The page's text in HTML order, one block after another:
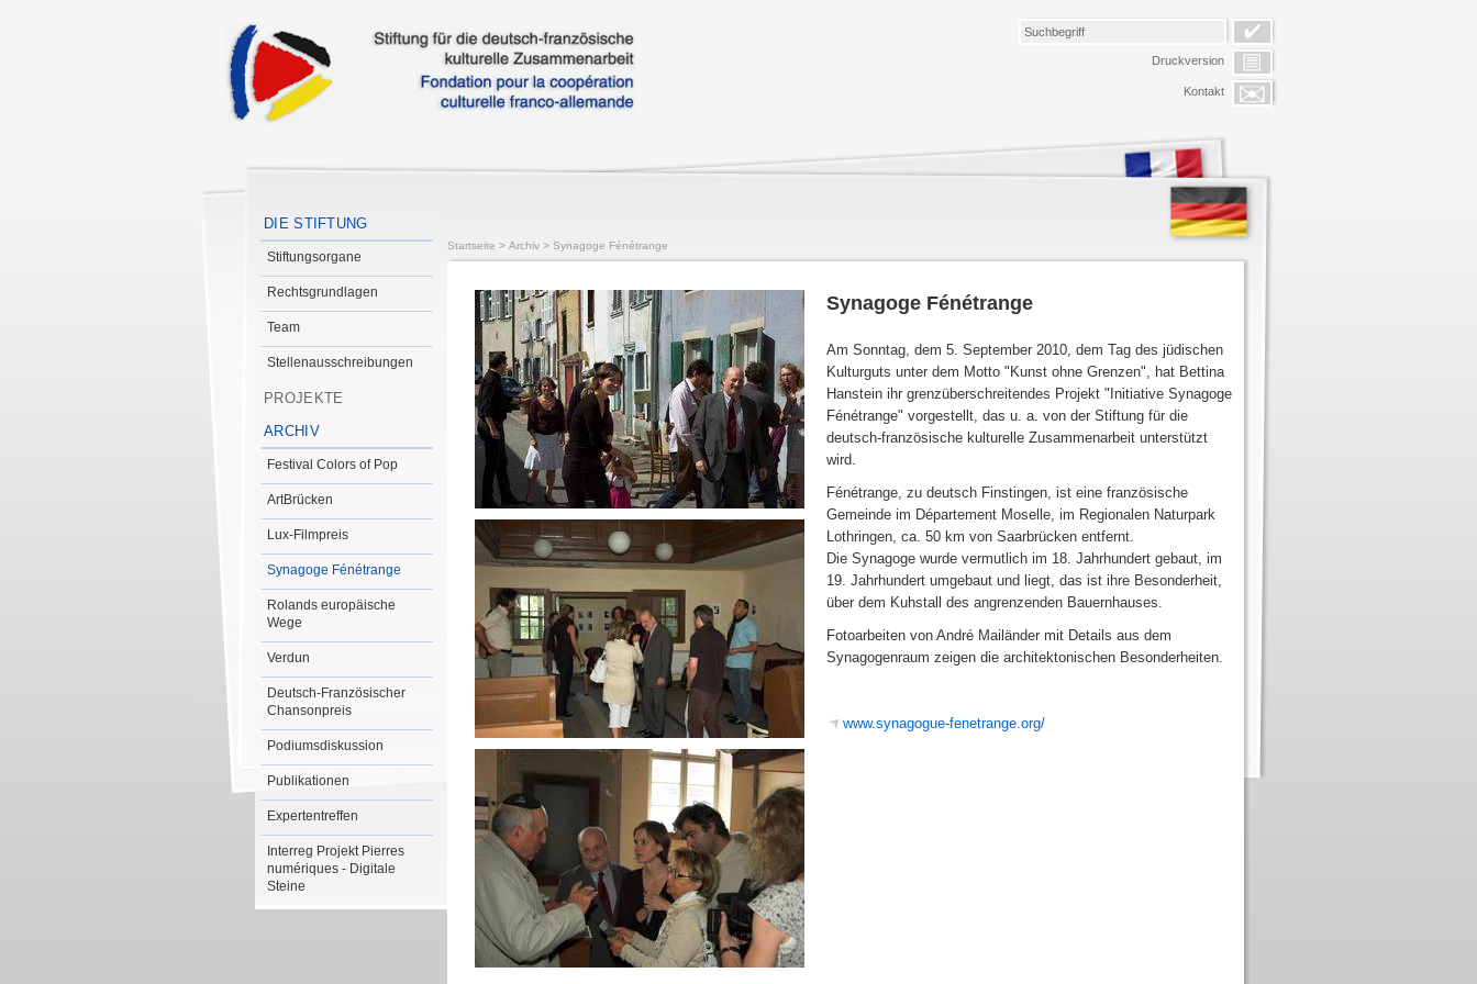
Druckversion
Kontakt
DIE STIFTUNG
Stiftungsorgane
Rechtsgrundlagen
Team
Stellenausschreibungen
PROJEKTE
ARCHIV
Festival Colors of Pop
ArtBrücken
Lux-Filmpreis
Synagoge Fénétrange
Rolands europäische
Wege
Verdun
Deutsch-Französischer
Chansonpreis
Podiumsdiskussion
Publikationen
Expertentreffen
Interreg Projekt Pierres
numériques - Digitale
Steine
Startseite > Archiv > Synagoge Fénétrange
Synagoge Fénétrange
Am Sonntag, dem 5. September 2010, dem Tag des jüdischen
Kulturguts unter dem Motto "Kunst ohne Grenzen", hat Bettina
Hanstein ihr grenzüberschreitendes Projekt "Initiative Synagoge
Fénétrange" vorgestellt, das u. a. von der Stiftung für die
deutsch-französische kulturelle Zusammenarbeit unterstützt
wird.
Fénétrange, zu deutsch Finstingen, ist eine französische
Gemeinde im Département Moselle, im Regionalen Naturpark
Lothringen, ca. 50 km von Saarbrücken entfernt.
Die Synagoge wurde vermutlich im 18. Jahrhundert gebaut, im
19. Jahrhundert umgebaut und liegt, das ist ihre Besonderheit,
über dem Kuhstall des angrenzenden Bauernhauses.
Fotoarbeiten von André Mailänder mit Details aus dem
Synagogenraum zeigen die architektonischen Besonderheiten.
www.synagogue-fenetrange.org/